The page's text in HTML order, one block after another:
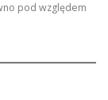
pod względem